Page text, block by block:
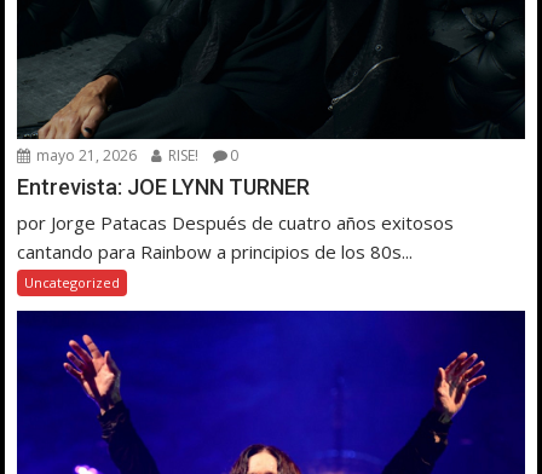
mayo 21, 2026 RISE! 0
Entrevista: JOE LYNN TURNER
por Jorge Patacas Después de cuatro años exitosos
cantando para Rainbow a principios de los 80s...
Uncategorized